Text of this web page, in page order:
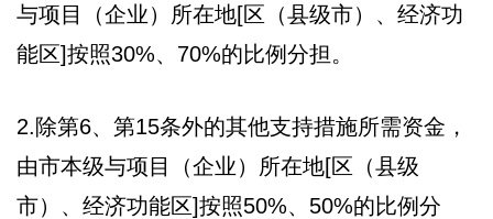
与项目（企业）所在地[区（县级市）、经济功
能区]按照30%、70%的比例分担。
2.除第6、第15条外的其他支持措施所需资金，
由市本级与项目（企业）所在地[区（县级
市）、经济功能区]按照50%、50%的比例分